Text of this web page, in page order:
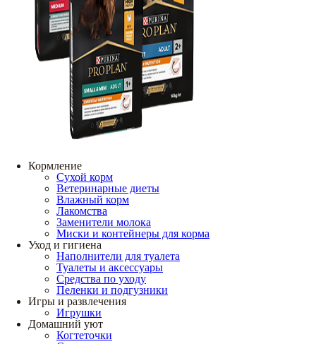
Кормление
Сухой корм
Ветеринарные диеты
Влажный корм
Лакомства
Заменители молока
Миски и контейнеры для корма
Уход и гигиена
Наполнители для туалета
Туалеты и аксессуары
Средства по уходу
Пеленки и подгузники
Игры и развлечения
Игрушки
Домашний уют
Когтеточки